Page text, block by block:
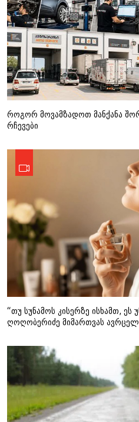
როგორ მოვამზადოთ მანქანა
რჩევები
“თუ სუნამოს კისერზე ისხამთ,
ღოღობერიძე მიმართვას